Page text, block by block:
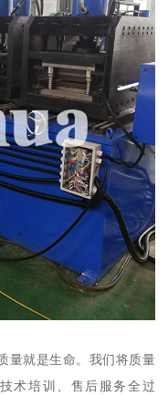
量就是生命。我们将质量
术培训、售后服务全过